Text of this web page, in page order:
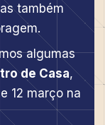
também
algumas
de Casa,
12 março na